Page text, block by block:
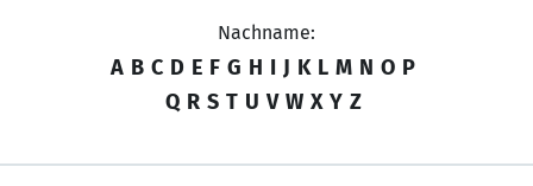
Nachname:
A B C D E F G H I J K L M N O P
Q R S T U V W X Y Z